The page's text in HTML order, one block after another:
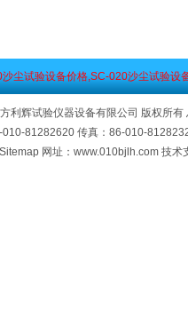
尘试验设备价格,SC-020沙尘试验设
利辉试验仪器设备有限公司 版权所有
010-81282620 传真：86-010-
网址：www.010bjlh.com 技